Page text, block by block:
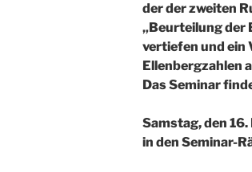
der der zweiten
„Beurteilung der
vertiefen und ein
Ellenbergzahlen
Das Seminar
Samstag, den
in den Seminar-